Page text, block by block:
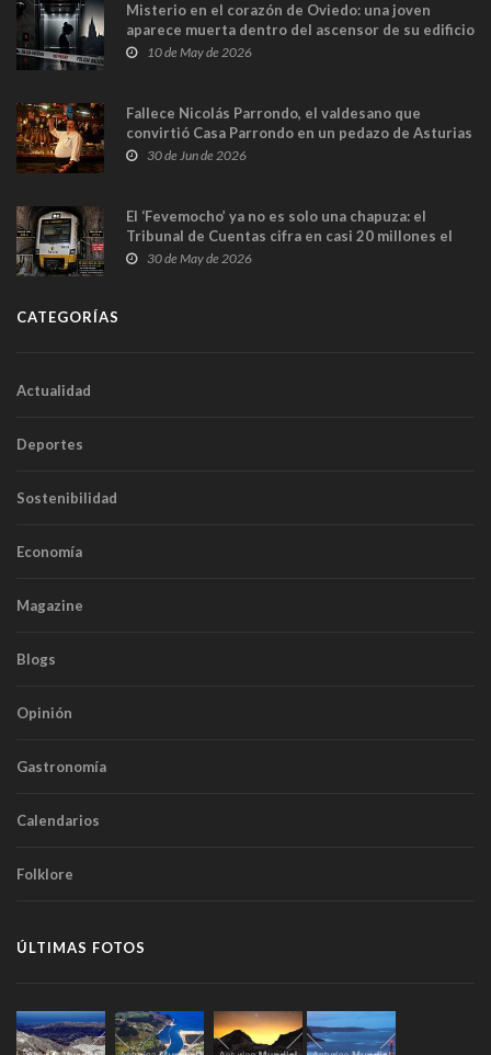
Misterio en el corazón de Oviedo: una joven
aparece muerta dentro del ascensor de su edificio
y las cámaras captan sus últimos minutos
10 de May de 2026
Fallece Nicolás Parrondo, el valdesano que
convirtió Casa Parrondo en un pedazo de Asturias
en Madrid
30 de Jun de 2026
El ‘Fevemocho’ ya no es solo una chapuza: el
Tribunal de Cuentas cifra en casi 20 millones el
sobrecoste de los trenes que no cabían por los
30 de May de 2026
CATEGORÍAS
Actualidad
Deportes
Sostenibilidad
Economía
Magazine
Blogs
Opinión
Gastronomía
Calendarios
Folklore
ÚLTIMAS FOTOS